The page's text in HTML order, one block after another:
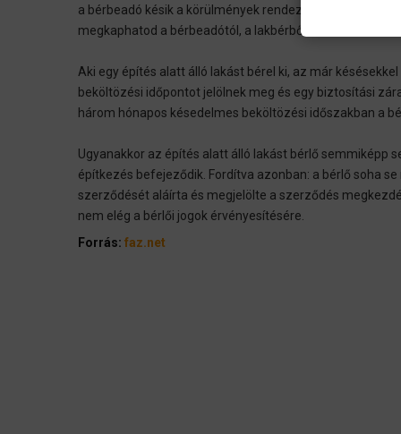
a bérbeadó késik a körülmények rendezésével. Ekkor a
megkaphatod a bérbeadótól, a lakbérből le kell vonni ezt
Aki egy építés alatt álló lakást bérel ki, az már
beköltözési időpontot jelölnek meg és egy biztosítási
három hónapos késedelmes beköltözési időszakban a
Ugyanakkor az építés alatt álló lakást bérlő semmiképp
építkezés befejeződik. Fordítva azonban: a bérlő soha
szerződését aláírta és megjelölte a szerződés
nem elég a bérlői jogok érvényesítésére.
Forrás: faz.net